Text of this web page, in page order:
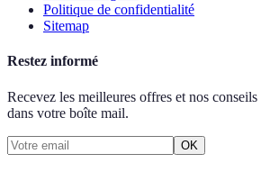
Politique de confidentialité
Sitemap
Restez informé
Recevez les meilleures offres et nos
dans votre boîte mail.
OK